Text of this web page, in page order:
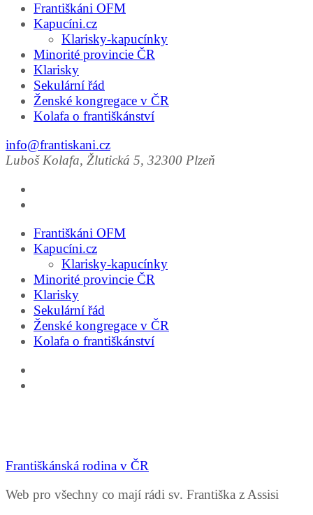
Františkáni OFM
Kapucíni.cz
Klarisky-kapucínky
Minorité provincie ČR
Klarisky
Sekulární řád
Ženské kongregace v ČR
Kolafa o františkánství
info@frantiskani.cz
Luboš Kolafa, Žlutická 5, 32300 Plzeň
Františkáni OFM
Kapucíni.cz
Klarisky-kapucínky
Minorité provincie ČR
Klarisky
Sekulární řád
Ženské kongregace v ČR
Kolafa o františkánství
Františkánská rodina v ČR
Web pro všechny co mají rádi sv. Františka z Assisi